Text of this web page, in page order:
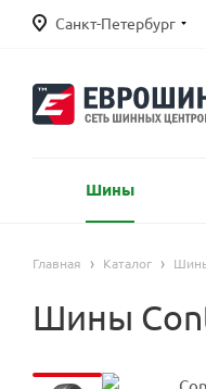
Санкт-Петербург
Шины
Главная Каталог
Шины